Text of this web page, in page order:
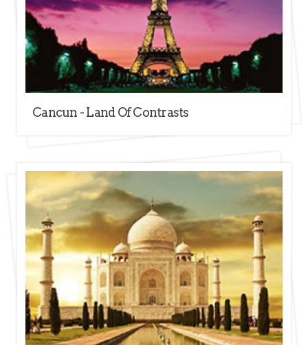
Cancun - Land Of Contrasts